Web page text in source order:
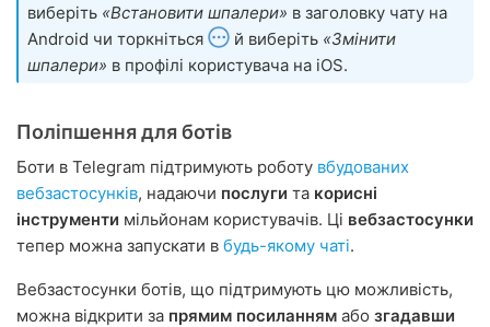
виберіть «Встановити шпалери» в заголовку чату на
Android чи торкніться
й виберіть «Змінити
шпалери» в профілі користувача на iOS.
Поліпшення для ботів
Боти в Telegram підтримують роботу вбудованих
вебзастосунків, надаючи послуги та корисні
інструменти мільйонам користувачів. Ці вебзастосунки
тепер можна запускати в будь-якому чаті.
Вебзастосунки ботів, що підтримують цю можливість,
можна відкрити за прямим посиланням або згадавши